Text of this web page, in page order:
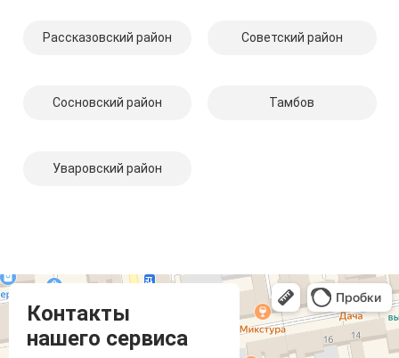
Рассказовский район Советский район
Сосновский район Тамбов
Уваровский район
Контакты
нашего сервиса
Компмастер
Тамбов
Носовская улица, 1